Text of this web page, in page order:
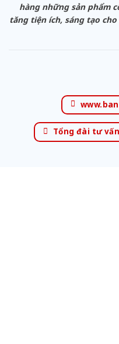
hàng những sản phẩm
tăng tiện ích, sáng tạo
Tổng đài tư